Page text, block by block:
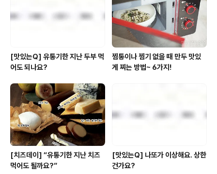
들과 좋은 정보를 나누고자 금주의 오픈캐스트를 라면데이
스페셜로 결정했답니다..
[맛있는Q] 유통기한 지난 두부 먹
어도 되나요?
찜통이나 찜기 없을 때 만두 맛있
게 찌는 방법~ 6가지!
[치즈데이] “유통기한 지난 치즈
먹어도 될까요?”
[맛있는Q] 나또가 이상해요. 상한
건가요?